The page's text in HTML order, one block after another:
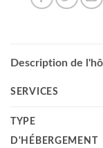
Description de
SERVICES
TYPE
D'HÉBERGEMENT